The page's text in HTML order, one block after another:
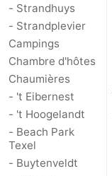
la
Frise
Schiermonnikoog
Ameland
-
Terschelling
-
Vlieland
Hollande-
Septentrionale
-
- Strandhuys
- Strandplevier
Campings
Chambre d'hôtes
Chaumières
- 't Eibernest
- 't Hoogelandt
- Beach Park
Texel
- Buytenveldt